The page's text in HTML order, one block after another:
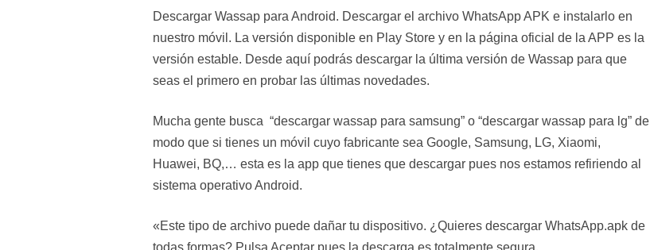
Descargar Wassap para Android. Descargar el archivo WhatsApp APK e instalarlo en
nuestro móvil. La versión disponible en Play Store y en la página oficial de la APP es la
versión estable. Desde aquí podrás descargar la última versión de Wassap para que
seas el primero en probar las últimas novedades.
Mucha gente busca “descargar wassap para samsung” o “descargar wassap para lg” de
modo que si tienes un móvil cuyo fabricante sea Google, Samsung, LG, Xiaomi,
Huawei, BQ,… esta es la app que tienes que descargar pues nos estamos refiriendo al
sistema operativo Android.
«Este tipo de archivo puede dañar tu dispositivo. ¿Quieres descargar WhatsApp.apk de
todas formas? Pulsa Aceptar pues la descarga es totalmente segura.